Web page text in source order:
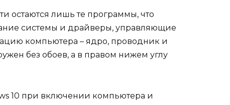
остаются лишь те программы, что
системы и драйверы, управляющие
компьютера – ядро, проводник и
без обоев, а в правом нижем углу